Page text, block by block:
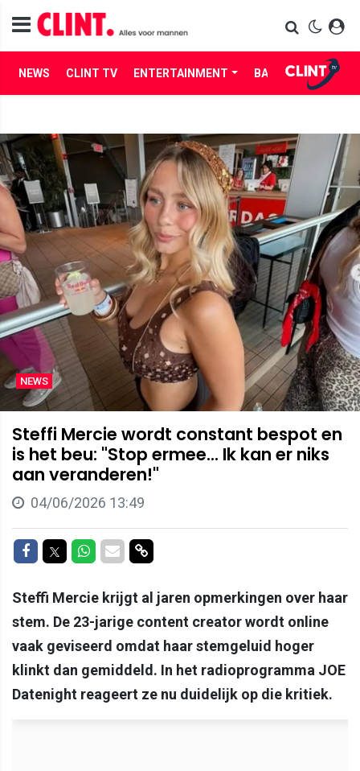
NEWS CLINT TV ENTERTAINMENT BABES LIFE
NEWS
Steffi Mercie wordt constant bespot en
is het beu: "Stop ermee... Ik kan er niks
aan veranderen!"
04/06/2026 13:49
Delen op Facebook
Delen op Twitter
Delen op Whatsapp
Delen via Mail
Delen via link
Steffi Mercie krijgt al jaren opmerkingen over haar
stem. De 23-jarige content creator wordt online
vaak geviseerd omdat haar stemgeluid hoger
klinkt dan gemiddeld. In het radioprogramma JOE
Datenight reageert ze nu duidelijk op die kritiek.